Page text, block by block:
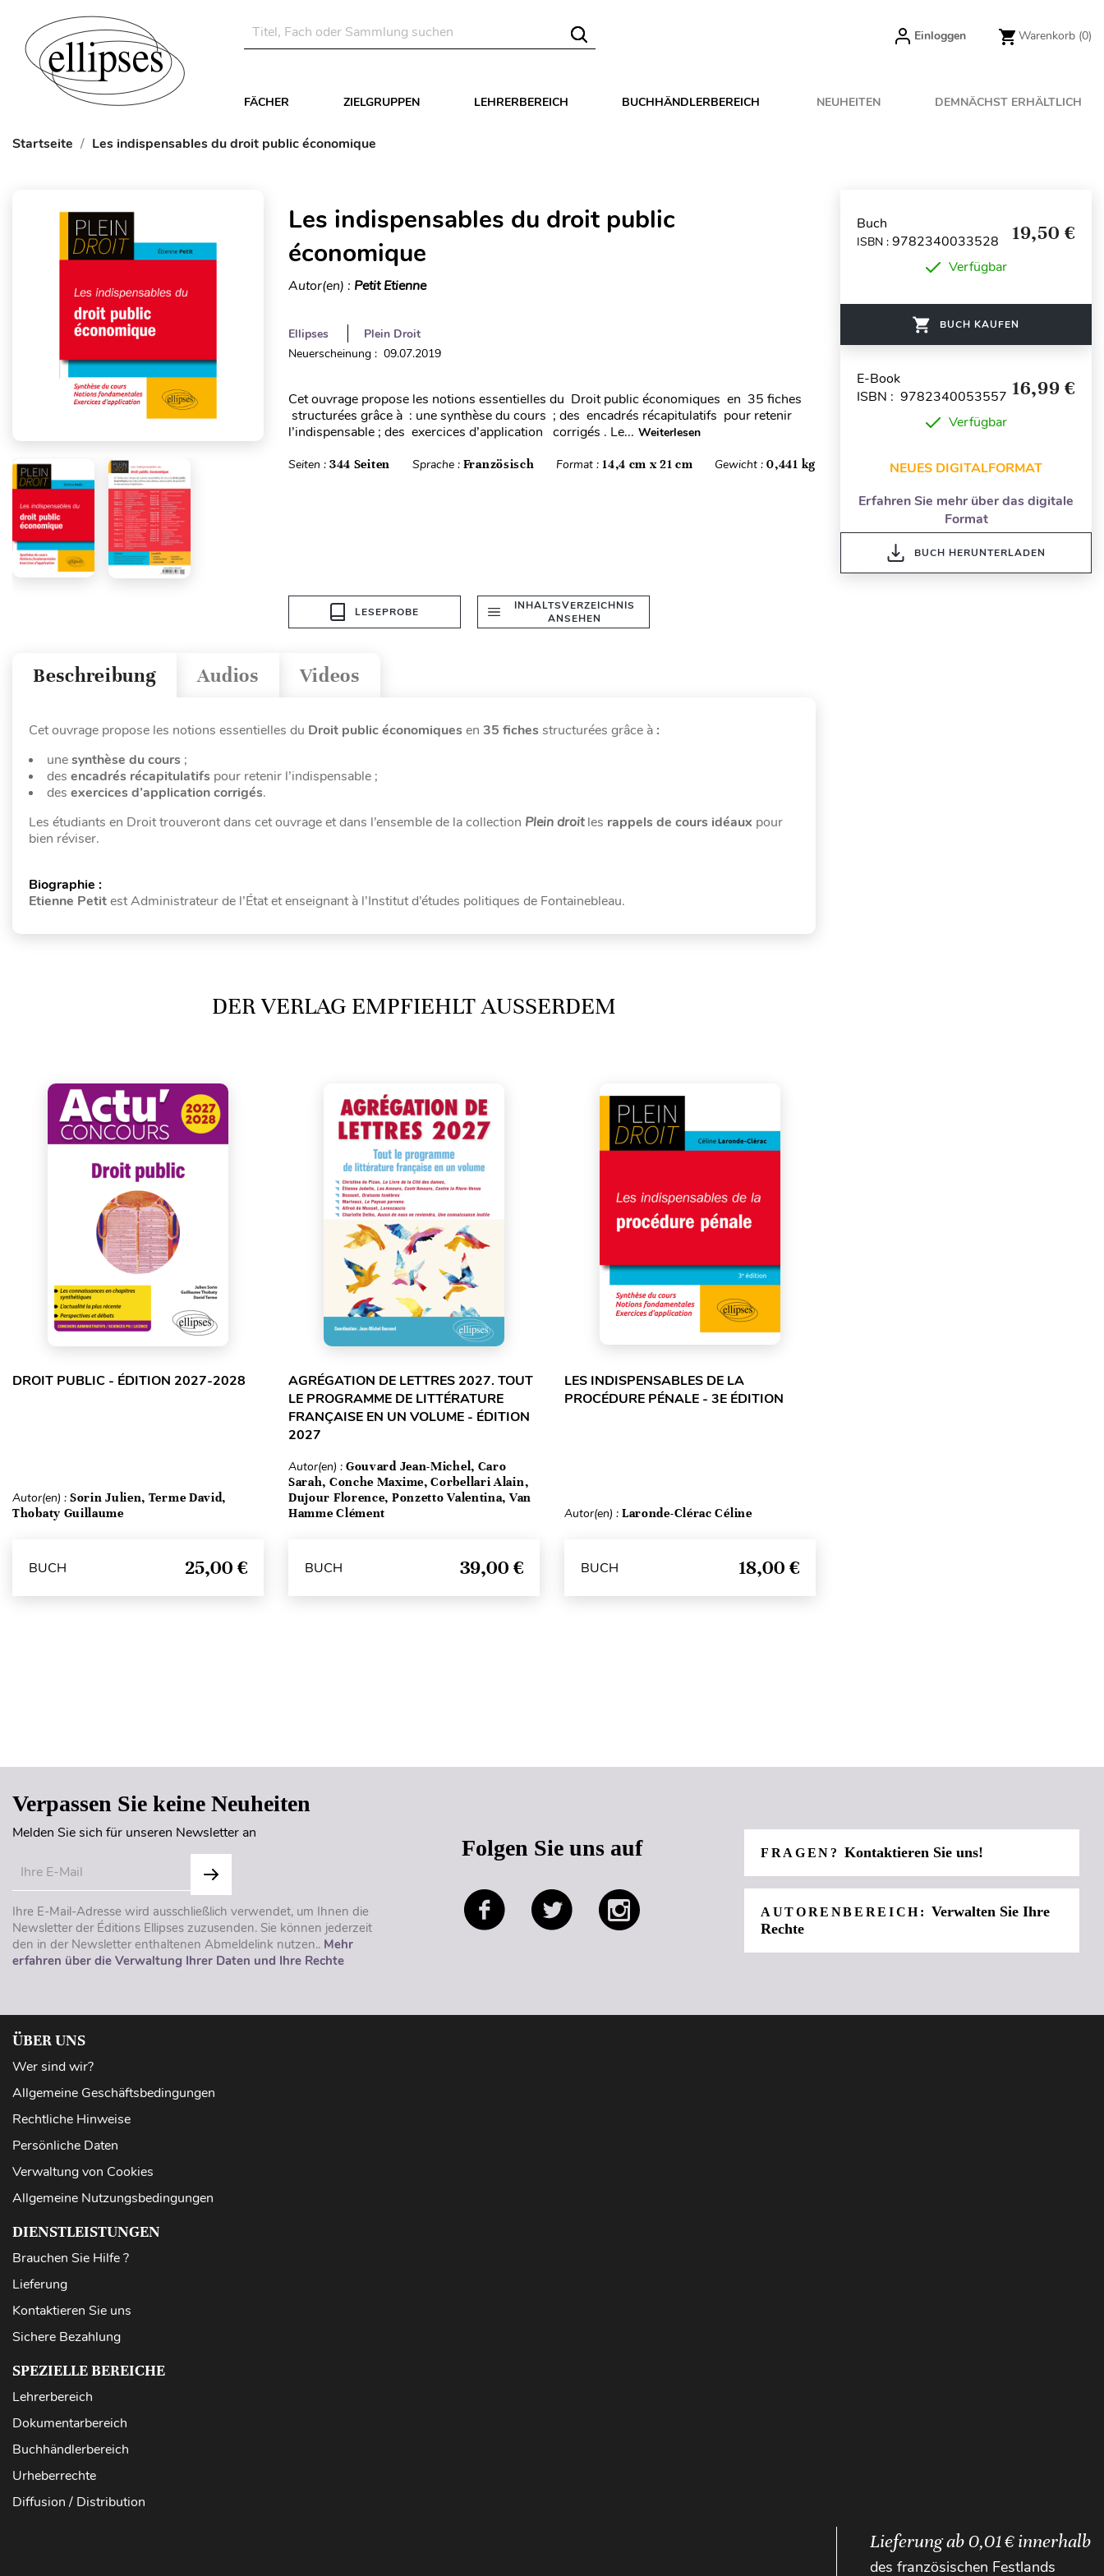
Einloggen Warenkorb (0)
FÄCHER ZIELGRUPPEN LEHRERBEREICH BUCHHÄNDLERBEREICH NEUHEITEN DEMNÄCHST ERHÄLTLICH
Startseite Les indispensables du droit public économique
Les indispensables du droit public
économique
Autor(en) : Petit Etienne
Ellipses
Plein Droit
Neuerscheinung : 09.07.2019
Cet ouvrage propose les notions essentielles du Droit public économiques en 35 fiches
structurées grâce à : une synthèse du cours ; des encadrés récapitulatifs pour retenir
l’indispensable ; des exercices d’application corrigés . Le... Weiterlesen
Seiten : 344 Seiten Sprache : Französisch Format :14,4 cm x 21 cm Gewicht :0,441 kg
LESEPROBE
INHALTSVERZEICHNIS
ANSEHEN
Videos
Audios
Beschreibung
Cet ouvrage propose les notions essentielles du Droit public économiques en 35 fiches structurées grâce à :
unesynthèse du cours ;
des encadrés récapitulatifs pour retenir l’indispensable ;
des exercices d’applicationcorrigés.
Les étudiants en Droit trouveront dans cet ouvrage et dans l’ensemble de la collection Plein droitles rappels de cours idéaux pour
bien réviser.
Biographie :
Etienne Petitest Administrateur de l’État et enseignant à l’Institut d’études politiques de Fontainebleau.
DER VERLAG EMPFIEHLT AUSSERDEM
DROIT PUBLIC - ÉDITION 2027-2028
Autor(en) : Sorin Julien, Terme David,
Thobaty Guillaume
BUCH 25,00 €
AGRÉGATION DE LETTRES 2027. TOUT
LE PROGRAMME DE LITTÉRATURE
FRANÇAISE EN UN VOLUME - ÉDITION
2027
Autor(en) : Gouvard Jean-Michel, Caro
Sarah, Conche Maxime, Corbellari Alain,
Dujour Florence, Ponzetto Valentina, Van
Hamme Clément
BUCH 39,00 €
LES INDISPENSABLES DE LA
PROCÉDURE PÉNALE - 3E ÉDITION
Autor(en) : Laronde-Clérac Céline
BUCH 18,00 €
Buch
ISBN : 9782340033528 19,50 €
Verfügbar
BUCH KAUFEN
E-Book
ISBN : 9782340053557 16,99 €
Verfügbar
NEUES DIGITALFORMAT
Erfahren Sie mehr über das digitale
Format
BUCH HERUNTERLADEN
Verpassen Sie keine Neuheiten
Melden Sie sich für unseren Newsletter an
Ihre E-Mail-Adresse wird ausschließlich verwendet, um Ihnen die
Newsletter der Éditions Ellipses zuzusenden. Sie können jederzeit
den in der Newsletter enthaltenen Abmeldelink nutzen.. Mehr
erfahren über die Verwaltung Ihrer Daten und Ihre Rechte
Folgen Sie uns auf FRAGEN?Kontaktieren Sie uns!
AUTORENBEREICH:Verwalten Sie Ihre
Rechte
ÜBER UNS
Wer sind wir?
Allgemeine Geschäftsbedingungen
Rechtliche Hinweise
Persönliche Daten
Verwaltung von Cookies
Allgemeine Nutzungsbedingungen
DIENSTLEISTUNGEN
Brauchen Sie Hilfe ?
Lieferung
Kontaktieren Sie uns
Sichere Bezahlung
SPEZIELLE BEREICHE
Lehrerbereich
Dokumentarbereich
Buchhändlerbereich
Urheberrechte
Diffusion / Distribution
Lieferung ab 0,01 € innerhalb
des französischen Festlands